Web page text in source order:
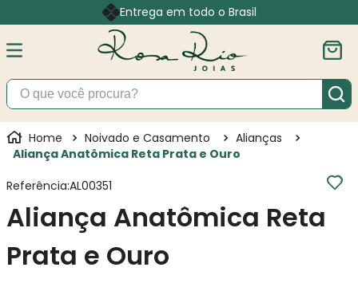
Entrega em todo o Brasil
O que você procura?
Noivado e Casamento
Alianças
Aliança Anatômica Reta Prata e Ouro
Referência:AL00351
Aliança Anatômica Reta
Prata e Ouro